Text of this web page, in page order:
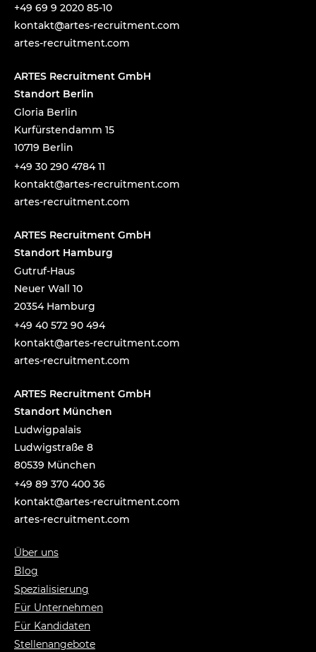
+49 69 9 2020 85-10
moc.t
nemti
urcer
-setr
a@tka
tnok
artes-recruitment.com
ARTES Recruitment GmbH
Standort Berlin
Gloria Berlin
Kurfürstendamm 15
10719 Berlin
+49 30 290 4784 11
moc.t
nemti
urcer
-setr
a@tka
tnok
artes-recruitment.com
ARTES Recruitment GmbH
Standort Hamburg
Gutruf-Haus
Neuer Wall 10
20354 Hamburg
+49 40 572 90 494
moc.t
nemti
urcer
-setr
a@tka
tnok
artes-recruitment.com
ARTES Recruitment GmbH
Standort München
Ludwigpalais
Ludwigstraße 8
80539 München
+49 89 370 400 36
moc.t
nemti
urcer
-setr
a@tka
tnok
artes-recruitment.com
Über uns
Blog
Spezialisierung
Für Unternehmen
Für Kandidaten
Stellenangebote